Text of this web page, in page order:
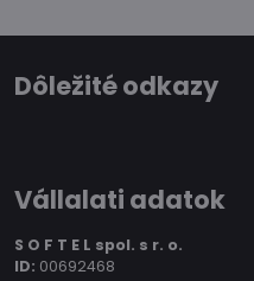
Dôležité odkazy
Vállalati adatok
S O F T E L spol. s r. o.
ID: 00692468